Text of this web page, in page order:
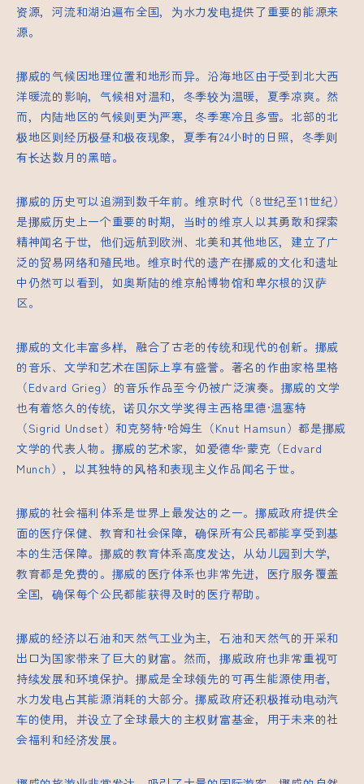
资源，河流和湖泊遍布全国，为水力发电提供了重要的能源来
源。
挪威的气候因地理位置和地形而异。沿海地区由于受到北大西
洋暖流的影响，气候相对温和，冬季较为温暖，夏季凉爽。然
而，内陆地区的气候则更为严寒，冬季寒冷且多雪。北部的北
极地区则经历极昼和极夜现象，夏季有24小时的日照，冬季则
有长达数月的黑暗。
挪威的历史可以追溯到数千年前。维京时代（8世纪至11世纪）
是挪威历史上一个重要的时期，当时的维京人以其勇敢和探索
精神闻名于世，他们远航到欧洲、北美和其他地区，建立了广
泛的贸易网络和殖民地。维京时代的遗产在挪威的文化和遗址
中仍然可以看到，如奥斯陆的维京船博物馆和卑尔根的汉萨
区。
挪威的文化丰富多样，融合了古老的传统和现代的创新。挪威
的音乐、文学和艺术在国际上享有盛誉。著名的作曲家格里格
（Edvard Grieg）的音乐作品至今仍被广泛演奏。挪威的文学
也有着悠久的传统，诺贝尔文学奖得主西格里德·温塞特
（Sigrid Undset）和克努特·哈姆生（Knut Hamsun）都是挪威
文学的代表人物。挪威的艺术家，如爱德华·蒙克（Edvard
Munch），以其独特的风格和表现主义作品闻名于世。
挪威的社会福利体系是世界上最发达的之一。挪威政府提供全
面的医疗保健、教育和社会保障，确保所有公民都能享受到基
本的生活保障。挪威的教育体系高度发达，从幼儿园到大学，
教育都是免费的。挪威的医疗体系也非常先进，医疗服务覆盖
全国，确保每个公民都能获得及时的医疗帮助。
挪威的经济以石油和天然气工业为主，石油和天然气的开采和
出口为国家带来了巨大的财富。然而，挪威政府也非常重视可
持续发展和环境保护。挪威是全球领先的可再生能源使用者，
水力发电占其能源消耗的大部分。挪威政府还积极推动电动汽
车的使用，并设立了全球最大的主权财富基金，用于未来的社
会福利和经济发展。